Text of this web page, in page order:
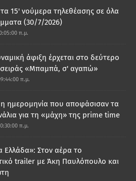
15' νούμερα τηλεθέασης σε όλα
(30/7/2026)
π.μ.
άφιξη έρχεται στο δεύτερο
σειράς «Μπαμπά, σ' αγαπώ»
π.μ.
η ημερομηνία που αποφάσισαν τα
για τη «μάχη» της prime time
π.μ.
Ελλάδα»: Στον αέρα το
trailer με Άκη Παυλόπουλο και